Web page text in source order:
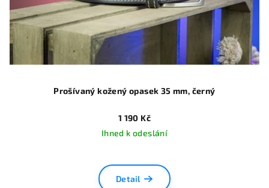
Prošívaný kožený opasek 35 mm, černý
1 190 Kč
Ihned k odeslání
Detail